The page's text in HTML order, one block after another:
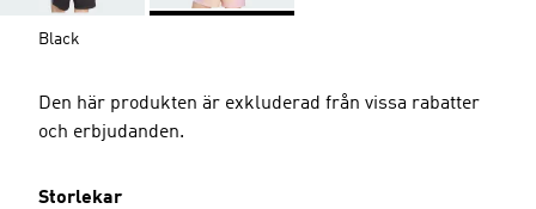
Black
Den här produkten är exkluderad från vissa rabatter
och erbjudanden.
Storlekar